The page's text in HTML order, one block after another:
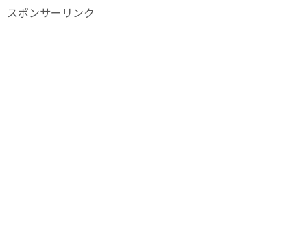
スポンサーリンク